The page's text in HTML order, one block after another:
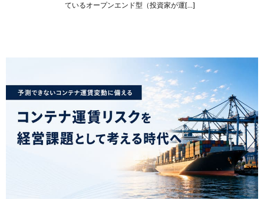
ているオープンエンド型（投資家が運[…]